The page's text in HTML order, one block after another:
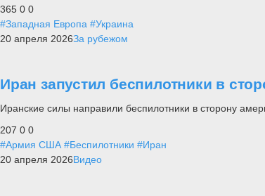
365 0 0
#Западная Европа #Украина
20 апреля 2026За рубежом
Иран запустил беспилотники в
Иранские силы направили беспилотники в сторону
207 0 0
#Армия США #Беспилотники #Иран
20 апреля 2026Видео